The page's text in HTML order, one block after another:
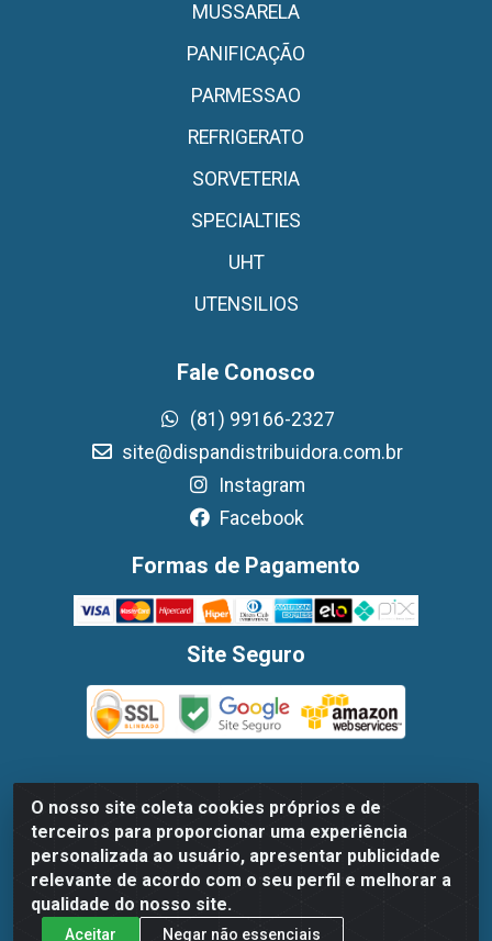
O nosso site coleta cookies próprios e de
terceiros para proporcionar uma experiência
personalizada ao usuário, apresentar publicidade
relevante de acordo com o seu perfil e melhorar a
qualidade do nosso site.
Aceitar Negar não essenciais
MUSSARELA
PANIFICAÇÃO
PARMESSAO
REFRIGERATO
SORVETERIA
SPECIALTIES
UHT
UTENSILIOS
Fale Conosco
(81) 99166-2327
site@dispandistribuidora.com.br
Instagram
Facebook
Formas de Pagamento
Site Seguro
Dispan Distribuidora de Alimentos LTDA - Avenida Marechal
Mascarenhas De Moraes, 1048- Imbiribeira, Recife/PE - CEP
51.170-000 - CNPJ 30.779.584/0003-78